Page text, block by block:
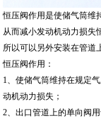
恒压阀作用是使储气筒维
从而减小发动机动力损失
所以可以另外安装在管道
恒压阀作用：
1、使储气筒维持在规定
动机动力损失；
2、出口管道上的单向阀